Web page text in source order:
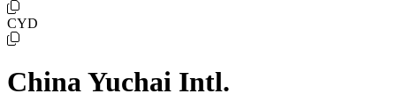
CYD
China Yuchai Intl.